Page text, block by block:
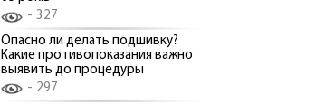
327
Опасно ли делать подшивку?
Какие противопоказания важно
выявить до процедуры
297